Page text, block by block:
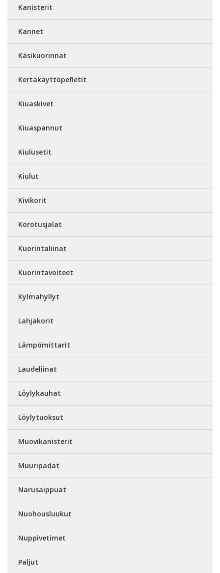
Kanisterit
Kannet
Käsikuorinnat
Kertakäyttöpefletit
Kiuaskivet
Kiuaspannut
Kiulusetit
Kiulut
Kivikorit
Korotusjalat
Kuorintaliinat
Kuorintavoiteet
Kylmahyllyt
Lahjakorit
Lämpömittarit
Laudeliinat
Löylykauhat
Löylytuoksut
Muovikanisterit
Muuripadat
Narusaippuat
Nuohousluukut
Nuppivetimet
Paljut